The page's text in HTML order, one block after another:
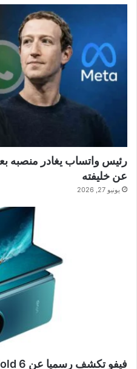
عن خليفته
يونيو 27, 2026